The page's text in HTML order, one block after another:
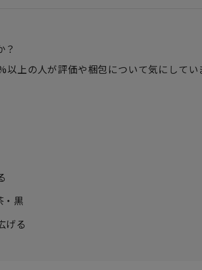
？
以上の人が評価や梱包について気にしてい
黒
げる